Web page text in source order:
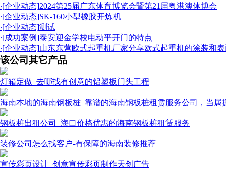
·[企业动态]2024第25届广东体育博览会暨第21届粤港澳体博会
·[企业动态]SK-160小型橡胶开炼机
·[企业动态]测试
·[成功案例]泰安迎金学校电动平开门的特点
·[企业动态]山东东营欧式起重机厂家分享欧式起重机的涂装和
该公司其它产品
灯箱定做_去哪找有创意的铝塑板门头工程
海南本地的海南钢板桩_靠谱的海南钢板桩租赁服务公司，当属
钢板桩出租公司_海口价格优惠的海南钢板桩租赁服务
装修公司怎么找客户-有保障的海南装修推荐
宣传彩页设计_创意宣传彩页制作天创广告